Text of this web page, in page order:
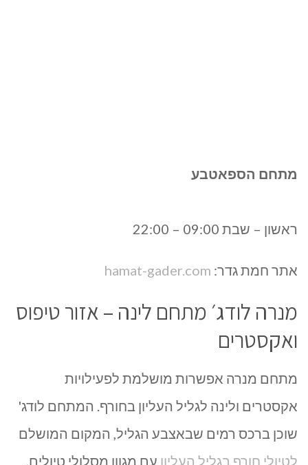
מתחם הספאטבע
ראשון – שבת 09:00 – 22:00
אתר חמת גדר: hamat-gader.com
מנרה לודג׳ מתחם לינה – אזור טיפוס
ואקסטרים
מתחם מנרה אפשרות מושלמת לפעילויות
אקסטרים ולינה לגליל העליון בחורף. המתחם לודג'
שוכן ברכס רמים שבאצבע הגליל, המקום המושלם
לטיולי חורף בגליל העליון עם מגוון מסלולי טיולים,